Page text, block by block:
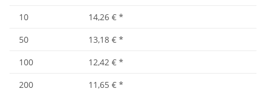
10
14,26 € *
50
13,18 € *
100
12,42 € *
200
11,65 € *